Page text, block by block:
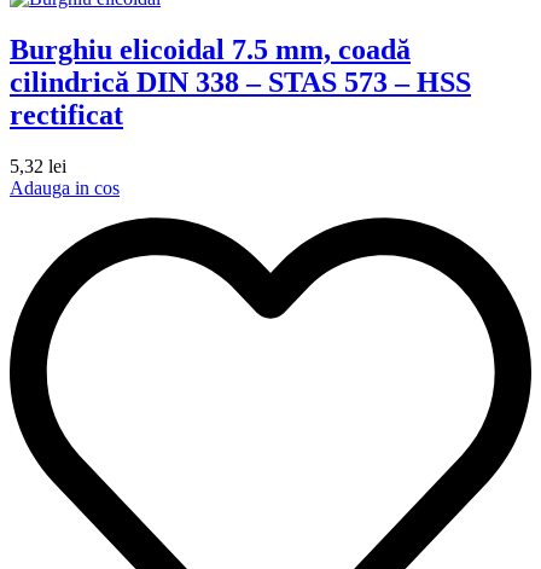
Burghiu elicoidal 7.5 mm, coadă
cilindrică DIN 338 – STAS 573 – HSS
rectificat
5,32 lei
Adauga in cos